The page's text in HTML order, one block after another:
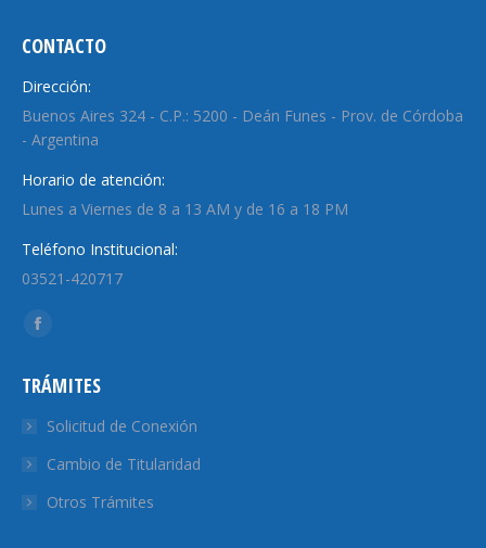
CONTACTO
Dirección:
Buenos Aires 324 - C.P.: 5200 - Deán Funes - Prov. de Córdoba
- Argentina
Horario de atención:
Lunes a Viernes de 8 a 13 AM y de 16 a 18 PM
Teléfono Institucional:
03521-420717
Encuéntranos en:
Facebook
opens
in
window
TRÁMITES
Solicitud de Conexión
Cambio de Titularidad
Otros Trámites